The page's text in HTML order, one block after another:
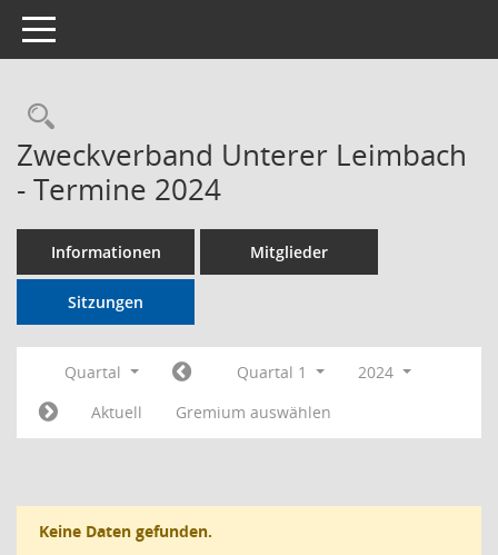
Toggle navigation
Rechercheauswahl
Zweckverband Unterer Leimbach
- Termine 2024
Informationen Mitglieder
Sitzungen
Quartal Quartal 1
2024
Aktuell
Gremium auswählen
Keine Daten gefunden.